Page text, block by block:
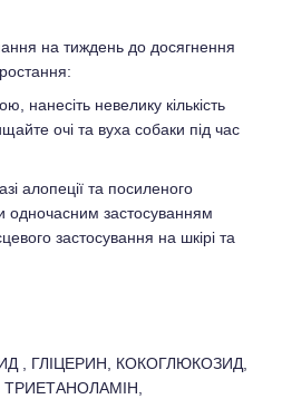
на тиждень до досягнення
нанесіть невелику кількість
очі та вуха собаки під час
алопеції та посиленого
одночасним застосуванням
застосування на шкірі та
, ГЛІЦЕРИН, КОКОГЛЮКОЗИД,
ТРИЕТАНОЛАМІН,